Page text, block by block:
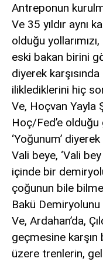
Antreponun
Ve 35 yıldır aynı
olduğu
eski bakan birini
diyerek
iliklediklerini hiç
Ve, Hoçvan Yayla
Hoç/Fed’e
‘Yoğunum’
Vali beye, ‘Vali
içinde bir
çoğunun bile
Bakü Demiryolunu
Ve, Ardahan’da,
geçmesine
üzere trenlerin,